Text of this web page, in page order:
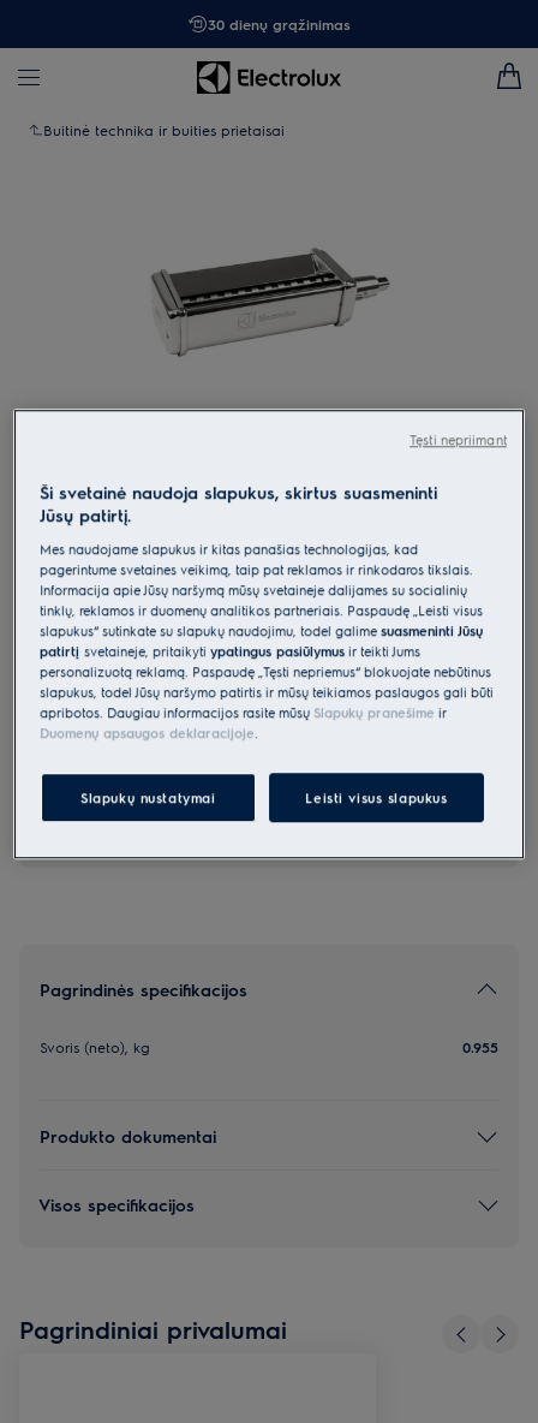
30 dienų grąžinimas
Buitinė technika ir buities prietaisai
ACCESSORYPTC
„Tagliatelle“ makaronų pjaustyklė
5 (1)
Pagrindiniai privalumai
Nepamainomas priedas visiems makaronų mėgėjams!
*Produkto puslapio galerijoje pateiktos nuotraukos
ir vaizdo įrašai yra tik iliustraciniai ir gali netiksliai
Pagrindinės specifikacijos
Svoris (neto), kg 0.955
Produkto dokumentai
Visos specifikacijos
Pagrindiniai privalumai
Ši svetainė naudoja slapukus, skirtus suasmeninti
Jūsų patirtį.
Mes naudojame slapukus ir kitas panašias technologijas, kad
pagerintume svetainės veikimą, taip pat reklamos ir rinkodaros tikslais.
Informacija apie Jūsų naršymą mūsų svetainėje dalijamės su socialinių
tinklų, reklamos ir duomenų analitikos partneriais. Paspaudę „Leisti visus
slapukus“ sutinkate su slapukų naudojimu, todėl galimesuasmeninti Jūsų
patirtįsvetainėje, pritaikytiypatingus pasiūlymus ir teikti Jums
personalizuotą reklamą. Paspaudę „Tęsti nepriėmus“ blokuojate nebūtinus
slapukus, todėl Jūsų naršymo patirtis ir mūsų teikiamos paslaugos gali būti
apribotos. Daugiau informacijos rasite mūsų Slapukų pranešime ir
Duomenų apsaugos deklaracijoje
Slapukų nustatymai Leisti visus slapukus
Tęsti nepriimant